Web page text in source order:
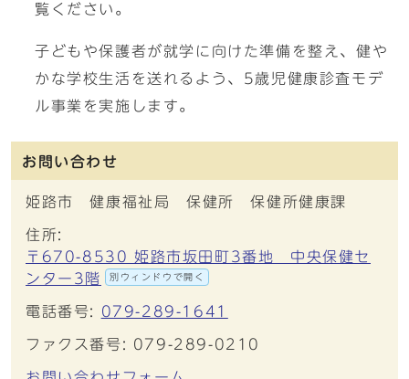
覧ください。
子どもや保護者が就学に向けた準備を整え、健や
かな学校生活を送れるよう、5歳児健康診査モデ
ル事業を実施します。
お問い合わせ
姫路市 健康福祉局 保健所 保健所健康課
住所:
〒670-8530 姫路市坂田町3番地 中央保健セ
ンター3階
別ウィンドウで開く
電話番号: 079-289-1641
ファクス番号: 079-289-0210